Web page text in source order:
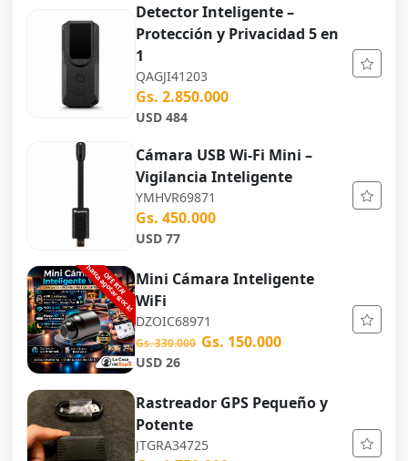
Detector Inteligente –
Protección y Privacidad 5 en
1
QAGJI41203
Gs. 2.850.000
USD 484
Cámara USB Wi-Fi Mini –
Vigilancia Inteligente
YMHVR69871
Gs. 450.000
USD 77
Mini Cámara Inteligente
WiFi
DZOIC68971
Gs. 330.000 Gs. 150.000
USD 26
Rastreador GPS Pequeño y
Potente
JTGRA34725